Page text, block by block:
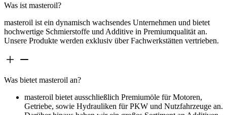
Was ist masteroil?
masteroil ist ein dynamisch wachsendes Unternehmen und bietet
hochwertige Schmierstoffe und Additive in Premiumqualität an.
Unsere Produkte werden exklusiv über Fachwerkstätten vertrieben.
Was bietet masteroil an?
masteroil bietet ausschließlich Premiumöle für Motoren,
Getriebe, sowie Hydrauliken für PKW und Nutzfahrzeuge an.